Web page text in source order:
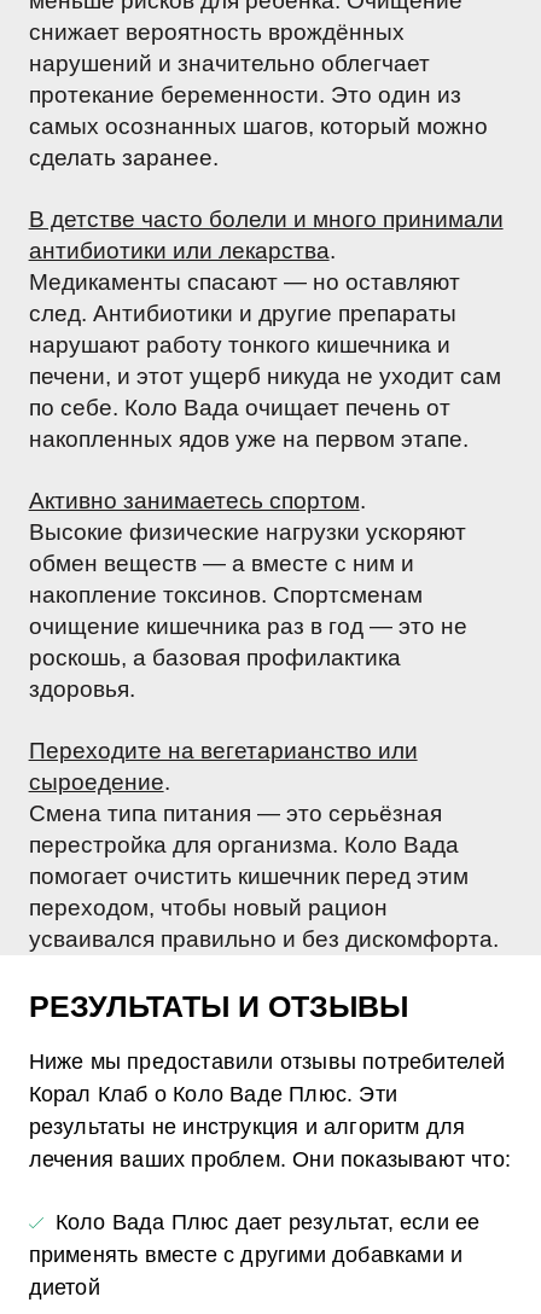
снижает вероятность врождённых
нарушений и значительно облегчает
протекание беременности. Это один из
самых осознанных шагов, который можно
сделать заранее.
В детстве часто болели и много принимали
антибиотики или лекарства.
Медикаменты спасают — но оставляют
след. Антибиотики и другие препараты
нарушают работу тонкого кишечника и
печени, и этот ущерб никуда не уходит сам
по себе. Коло Вада очищает печень от
накопленных ядов уже на первом этапе.
Активно занимаетесь спортом.
Высокие физические нагрузки ускоряют
обмен веществ — а вместе с ним и
накопление токсинов. Спортсменам
очищение кишечника раз в год — это не
роскошь, а базовая профилактика
здоровья.
Переходите на вегетарианство или
сыроедение.
Смена типа питания — это серьёзная
перестройка для организма. Коло Вада
помогает очистить кишечник перед этим
переходом, чтобы новый рацион
усваивался правильно и без дискомфорта.
РЕЗУЛЬТАТЫ И ОТЗЫВЫ
Ниже мы предоставили отзывы потребителей
Корал Клаб о Коло Ваде Плюс. Эти
результаты не инструкция и алгоритм для
лечения ваших проблем. Они показывают что:
Коло Вада Плюс дает результат, если ее
применять вместе с другими добавками и
диетой